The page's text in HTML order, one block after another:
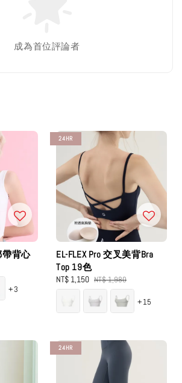
成為首位評論者
帶背心
+3
24HR
EL-FLEX Pro 交叉美背Bra
Top 19色
Sale
price
NT$ 1,150 Regular
price
NT$ 1,980
+15
24HR